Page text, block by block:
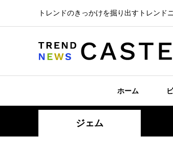
トレンドのきっかけを掘り出すトレンド
ホーム
ジェム